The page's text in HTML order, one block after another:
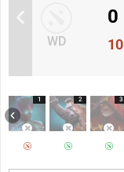
WD
0
10
1 2 3